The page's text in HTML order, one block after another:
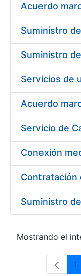
Mostrando el
1